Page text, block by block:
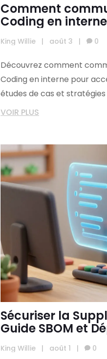
Comment
Coding en
King Willie | août 3 | 0
Découvrez comment
Coding en interne pour
études de cas et
VOIR PLUS
Sécuriser la
Guide SBOM et
King Willie | août 1 | 0